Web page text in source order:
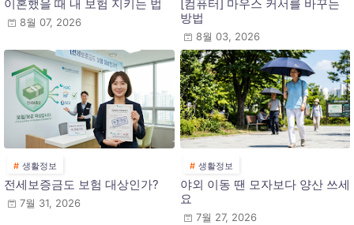
이혼했을 때 내 보험 지키는 법
8월 07, 2026
[컴퓨터] 마우스 커서를 바꾸는
방법
8월 03, 2026
생활정보
전세보증금도 보험 대상인가?
7월 31, 2026
생활정보
야외 이동 땐 모자보다 양산 쓰세
요
7월 27, 2026